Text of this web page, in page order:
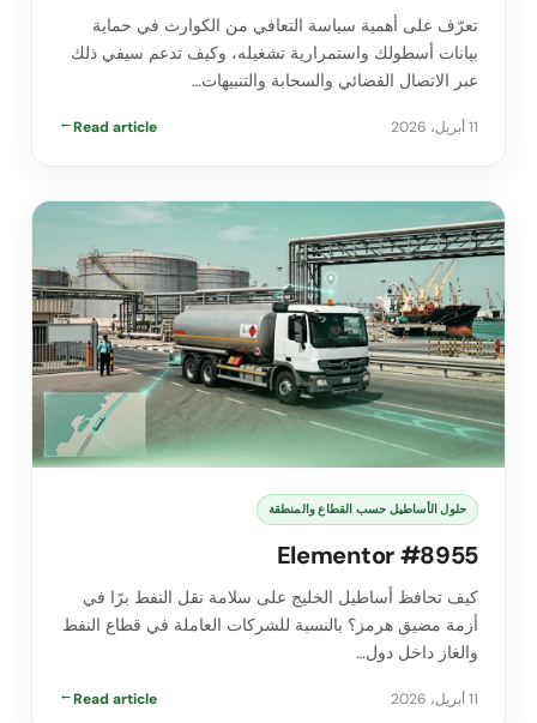
تعرّف على أهمية سياسة التعافي من الكوارث في حماية
بيانات أسطولك واستمرارية تشغيله، وكيف تدعم سيفي ذلك
عبر الاتصال الفضائي والسحابة والتنبيهات…
11 أبريل، 2026 Read article
→
حلول الأساطيل حسب القطاع والمنطقة
Elementor #8955
كيف تحافظ أساطيل الخليج على سلامة نقل النفط برًا في
أزمة مضيق هرمز؟ بالنسبة للشركات العاملة في قطاع النفط
والغاز داخل دول…
11 أبريل، 2026 Read article
→